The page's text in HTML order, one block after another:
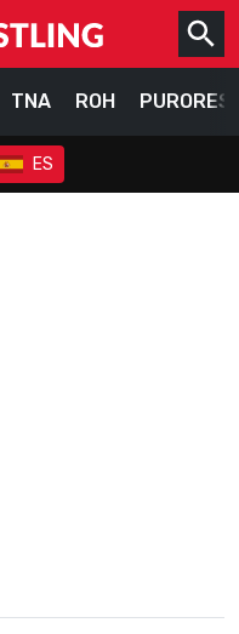
TNA ROH
ES